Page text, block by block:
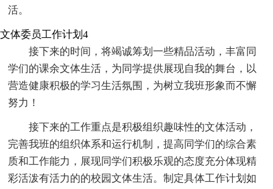
活。
文体委员工作计划4
接下来的时间，将竭诚筹划一些精品活动，丰富同
学们的课余文体生活，为同学提供展现自我的舞台，以
营造健康积极的学习生活氛围，为树立我班形象而不懈
努力！
接下来的工作重点是积极组织趣味性的文体活动，
完善我班的组织体系和运行机制，提高同学们的综合素
质和工作能力，展现同学们积极乐观的态度充分体现精
彩活泼有活力的的校园文体生活。制定具体工作计划如